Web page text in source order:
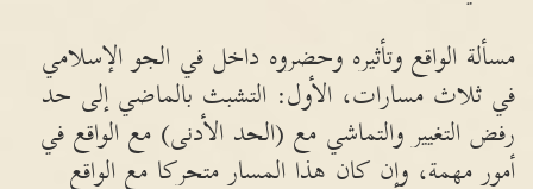
مسألة الواقع وتأثيره وحضروه داخل في الجو الإسلامي
في ثلاث مسارات، الأول: التشبث بالماضي إلى حد
رفض التغيير والتماشي مع (الحد الأدنى) مع الواقع في
أمور مهمة، وإن كان هذا المسار متحركا مع الواقع